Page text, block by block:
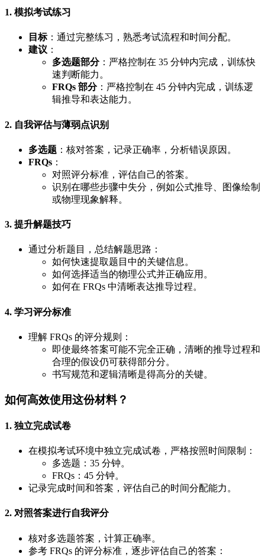
1. 模拟考试练习
目标：通过完整练习，熟悉考试流程和时间分配。
建议 ：
多选题部分：严格控制在 35 分钟内完成，训练快
速判断能力。
FRQs 部分：严格控制在 45 分钟内完成，训练逻
辑推导和表达能力。
2. 自我评估与薄弱点识别
多选题 ：核对答案，记录正确率，分析错误原因。
FRQs ：
对照评分标准，评估自己的答案。
识别在哪些步骤中失分，例如公式推导、图像绘制
或物理现象解释。
3. 提升解题技巧
通过分析题目，总结解题思路：
如何快速提取题目中的关键信息。
如何选择适当的物理公式并正确应用。
如何在 FRQs 中清晰表达推导过程。
4. 学习评分标准
理解 FRQs 的评分规则：
即使最终答案可能不完全正确，清晰的推导过程和
合理的假设仍可获得部分分。
书写规范和逻辑清晰是得高分的关键。
如何高效使用这份材料？
1. 独立完成试卷
在模拟考试环境中独立完成试卷，严格按照时间限制：
多选题：35 分钟。
FRQs：45 分钟。
记录完成时间和答案，评估自己的时间分配能力。
2. 对照答案进行自我评分
核对多选题答案，计算正确率。
参考 FRQs 的评分标准，逐步评估自己的答案：